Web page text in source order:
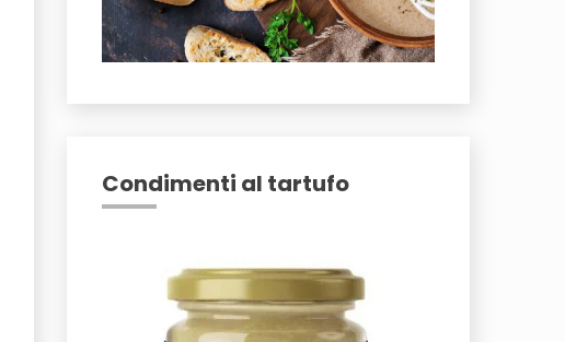
Condimenti al tartufo